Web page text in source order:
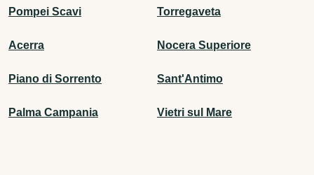
Pompei Scavi Torregaveta
Acerra Nocera Superiore
Piano di Sorrento Sant'Antimo
Palma Campania Vietri sul Mare